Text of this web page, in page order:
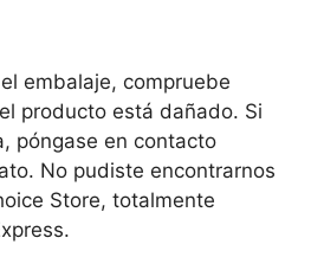
embalaje, compruebe
producto está dañado. Si
póngase en contacto
No pudiste encontrarnos
Store, totalmente